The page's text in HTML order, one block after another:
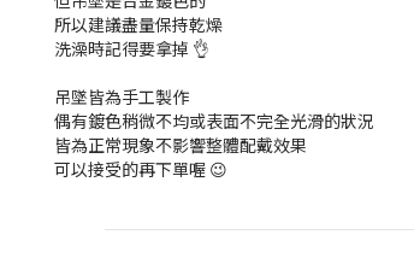
所以建議盡量保持乾燥
洗澡時記得要拿掉 👌
吊墜皆為手工製作
偶有鍍色稍微不均或表面不完全光滑的狀況
皆為正常現象不影響整體配戴效果
可以接受的再下單喔 😉